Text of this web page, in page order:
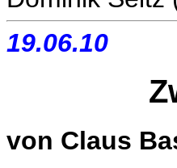
19.06.10
von Claus